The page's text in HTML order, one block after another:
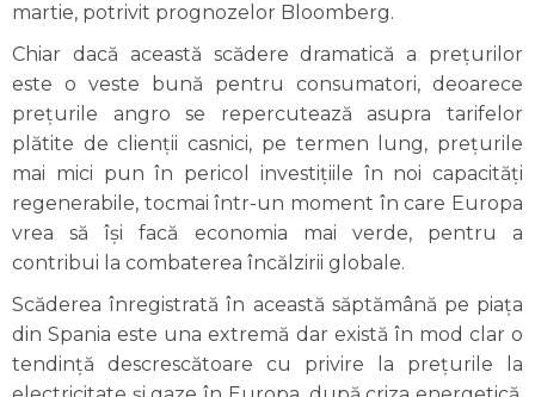
martie, potrivit prognozelor Bloomberg.
Chiar dacă această scădere dramatică a preţurilor
este o veste bună pentru consumatori, deoarece
preţurile angro se repercutează asupra tarifelor
plătite de clienții casnici, pe termen lung, preţurile
mai mici pun în pericol investiţiile în noi capacităţi
regenerabile, tocmai într-un moment în care Europa
vrea să îşi facă economia mai verde, pentru a
contribui la combaterea încălzirii globale.
Scăderea înregistrată în această săptămână pe piaţa
din Spania este una extremă dar există în mod clar o
tendinţă descrescătoare cu privire la preţurile la